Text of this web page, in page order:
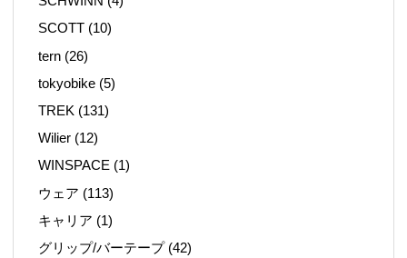
SCOTT (10)
tern (26)
tokyobike (5)
TREK (131)
Wilier (12)
WINSPACE (1)
ウェア (113)
キャリア (1)
グリップ/バーテープ(42)